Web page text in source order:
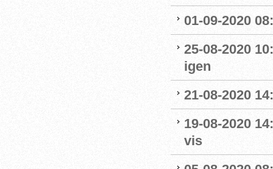
01-09-2020
25-08-2020
igen
21-08-2020
19-08-2020
vis